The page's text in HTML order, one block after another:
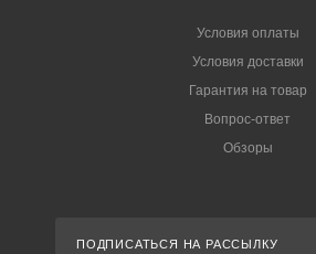
Условия оплаты
Условия доставки
Гарантия на товар
Вопрос-ответ
Обзоры
ПОДПИСАТЬСЯ НА РАССЫЛКУ